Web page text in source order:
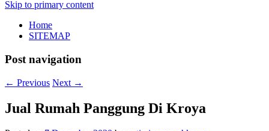
Skip to primary content
Home
SITEMAP
Post navigation
← Previous Next →
Jual Rumah Panggung Di Kroya